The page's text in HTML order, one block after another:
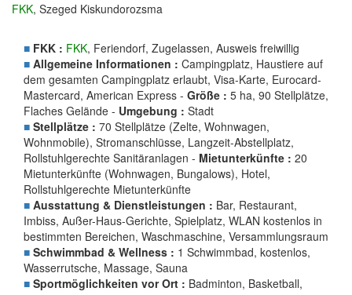
FKK, Szeged Kiskundorozsma
■ FKK : FKK, Feriendorf, Zugelassen, Ausweis freiwillig
■ Allgemeine Informationen : Campingplatz, Haustiere auf
dem gesamten Campingplatz erlaubt, Visa-Karte, Eurocard-
Mastercard, American Express - Größe : 5 ha, 90 Stellplätze,
Flaches Gelände - Umgebung : Stadt
■ Stellplätze : 70 Stellplätze (Zelte, Wohnwagen,
Wohnmobile), Stromanschlüsse, Langzeit-Abstellplatz,
Rollstuhlgerechte Sanitäranlagen - Mietunterkünfte : 20
Mietunterkünfte (Wohnwagen, Bungalows), Hotel,
Rollstuhlgerechte Mietunterkünfte
■ Ausstattung & Dienstleistungen : Bar, Restaurant,
Imbiss, Außer-Haus-Gerichte, Spielplatz, WLAN kostenlos in
bestimmten Bereichen, Waschmaschine, Versammlungsraum
■ Schwimmbad & Wellness : 1 Schwimmbad, kostenlos,
Wasserrutsche, Massage, Sauna
■ Sportmöglichkeiten vor Ort : Badminton, Basketball,